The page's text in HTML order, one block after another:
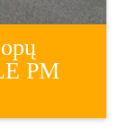
PM